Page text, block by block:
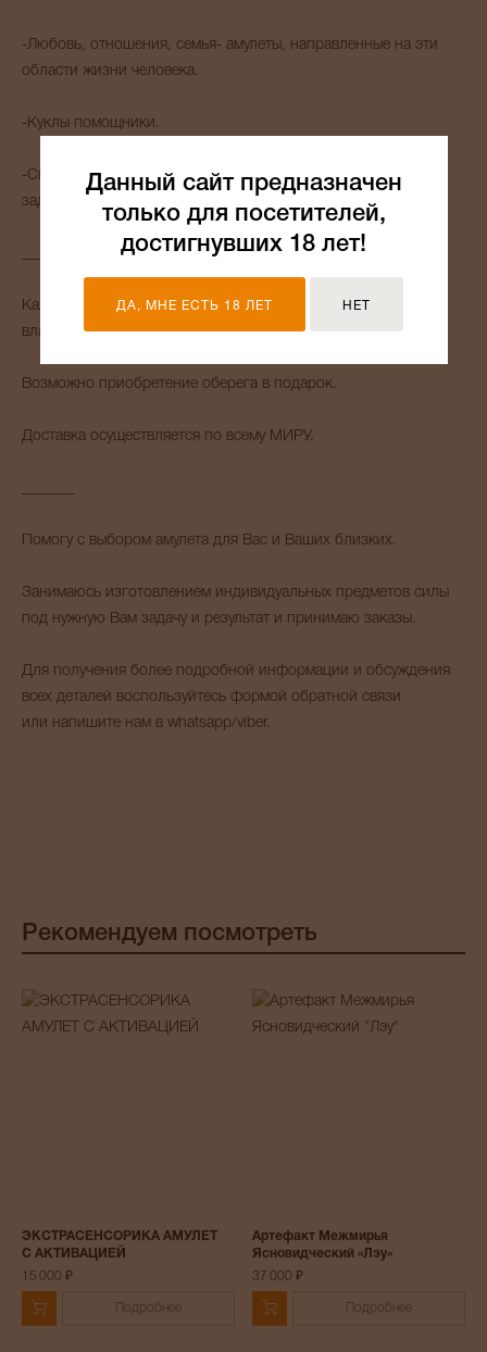
-Любовь, отношения, семья- амулеты, направленные на эти
области жизни человека.
-Куклы помощники.
-Свечи обрядовые, созданные под решение определенных
задач.
Каждый амулет активируется и сонастраивается со своим
владельцем.
Возможно приобретение оберега в подарок.
Доставка осуществляется по всему МИРУ.
Помогу с выбором амулета для Вас и Ваших близких.
Занимаюсь изготовлением индивидуальных предметов силы
под нужную Вам задачу и результат и принимаю заказы.
Для получения более подробной информации и обсуждения
всех деталей воспользуйтесь формой обратной связи
или напишите нам в whatsapp/viber.
Рекомендуем посмотреть
ЭКСТРАСЕНСОРИКА АМУЛЕТ
С АКТИВАЦИЕЙ
15 000 ₽
Подробнее
Артефакт Межмирья
Ясновидческий «Лэу»
37 000 ₽
Подробнее
Данный сайт предназначен
только для посетителей,
достигнувших 18 лет!
ДА, МНЕ ЕСТЬ 18 ЛЕТ НЕТ